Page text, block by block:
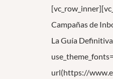
Campañas de
La Guía
url(https://